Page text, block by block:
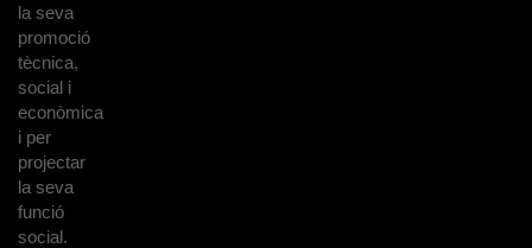
la seva
promoció
tècnica,
social i
econòmica
i per
projectar
la seva
funció
social.